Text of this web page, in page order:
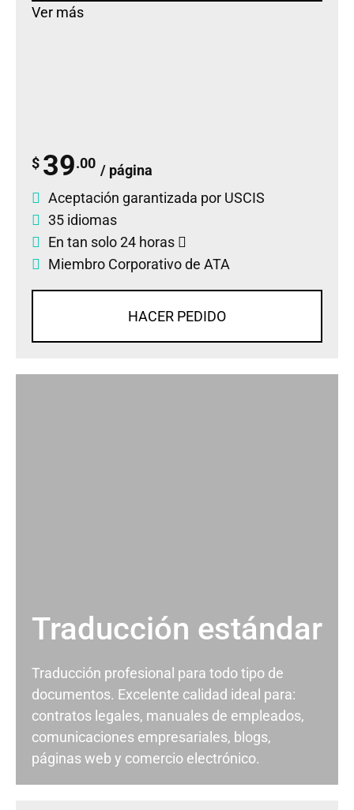
Ver más
$ 39.00 / página
Aceptación garantizada por USCIS
35 idiomas
En tan solo 24 horas
Miembro Corporativo de ATA
HACER PEDIDO
Traducción estándar
Traducción profesional para todo tipo de
documentos. Excelente calidad ideal para:
contratos legales, manuales de empleados,
comunicaciones empresariales, blogs,
páginas web y comercio electrónico.